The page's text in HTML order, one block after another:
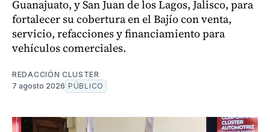
Guanajuato, y San Juan de los Lagos, Jalisco, para
fortalecer su cobertura en el Bajío con venta,
servicio, refacciones y financiamiento para
vehículos comerciales.
REDACCIÓN CLUSTER
7 agosto 2026 PÚBLICO